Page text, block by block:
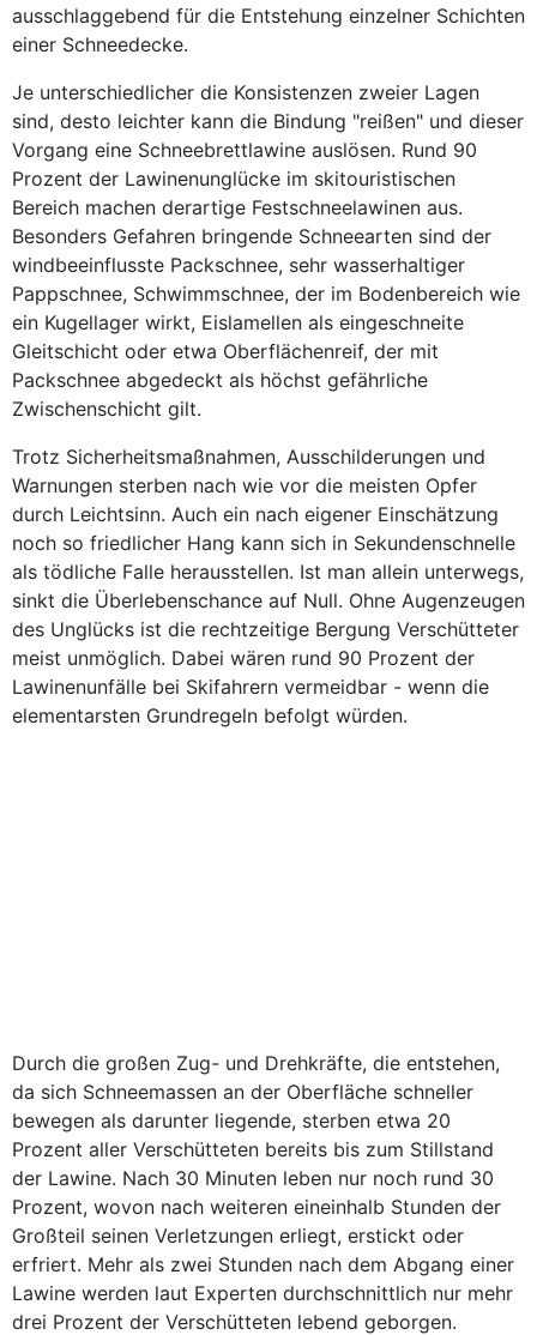
ausschlaggebend für die Entstehung einzelner Schichten
einer Schneedecke.
Je unterschiedlicher die Konsistenzen zweier Lagen
sind, desto leichter kann die Bindung "reißen" und dieser
Vorgang eine Schneebrettlawine auslösen. Rund 90
Prozent der Lawinenunglücke im skitouristischen
Bereich machen derartige Festschneelawinen aus.
Besonders Gefahren bringende Schneearten sind der
windbeeinflusste Packschnee, sehr wasserhaltiger
Pappschnee, Schwimmschnee, der im Bodenbereich wie
ein Kugellager wirkt, Eislamellen als eingeschneite
Gleitschicht oder etwa Oberflächenreif, der mit
Packschnee abgedeckt als höchst gefährliche
Zwischenschicht gilt.
Trotz Sicherheitsmaßnahmen, Ausschilderungen und
Warnungen sterben nach wie vor die meisten Opfer
durch Leichtsinn. Auch ein nach eigener Einschätzung
noch so friedlicher Hang kann sich in Sekundenschnelle
als tödliche Falle herausstellen. Ist man allein unterwegs,
sinkt die Überlebenschance auf Null. Ohne Augenzeugen
des Unglücks ist die rechtzeitige Bergung Verschütteter
meist unmöglich. Dabei wären rund 90 Prozent der
Lawinenunfälle bei Skifahrern vermeidbar - wenn die
elementarsten Grundregeln befolgt würden.
Durch die großen Zug- und Drehkräfte, die entstehen,
da sich Schneemassen an der Oberfläche schneller
bewegen als darunter liegende, sterben etwa 20
Prozent aller Verschütteten bereits bis zum Stillstand
der Lawine. Nach 30 Minuten leben nur noch rund 30
Prozent, wovon nach weiteren eineinhalb Stunden der
Großteil seinen Verletzungen erliegt, erstickt oder
erfriert. Mehr als zwei Stunden nach dem Abgang einer
Lawine werden laut Experten durchschnittlich nur mehr
drei Prozent der Verschütteten lebend geborgen.